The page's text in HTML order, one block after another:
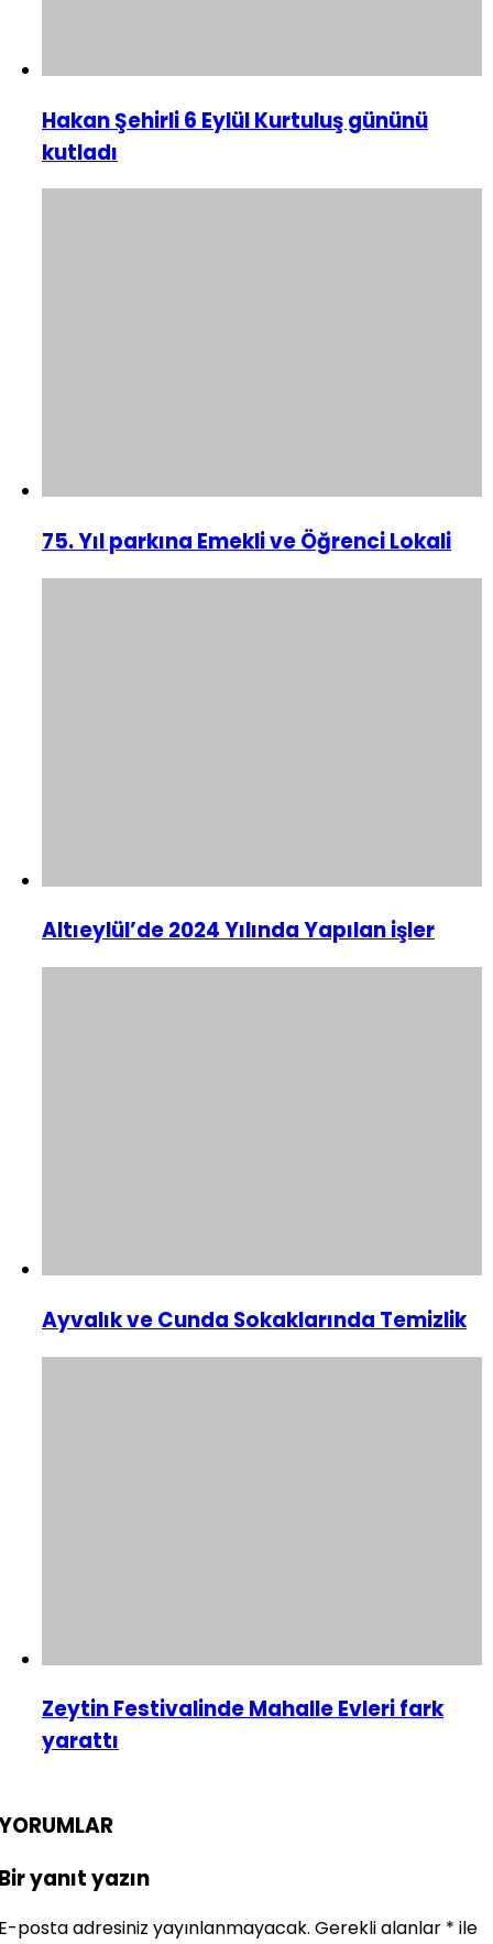
Hakan Şehirli 6 Eylül Kurtuluş gününü
kutladı
75. Yıl parkına Emekli ve Öğrenci Lokali
Altıeylül’de 2024 Yılında Yapılan işler
Ayvalık ve Cunda Sokaklarında Temizlik
Zeytin Festivalinde Mahalle Evleri fark
yarattı
yanıt yazın
posta adresiniz yayınlanmayacak. Gerekli alanlar * ile